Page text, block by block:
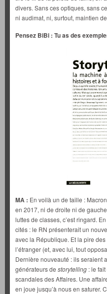
divers. Sans ces optiques, sans
ni audimat, ni, surtout, maintien
Pensez BiBi : Tu as des
MA : En voilà un de taille :
en 2017, ni de droite ni de
luttes de classes, c’est ringard.
cités : le RN présenterait un
avec la République. Et la pire
l’étranger (et, avec lui, tout
Dernière nouveauté : ils seraient
générateurs de storytelling : le
scandales des Affaires. Une
en joue jusqu’à nous en saturer.